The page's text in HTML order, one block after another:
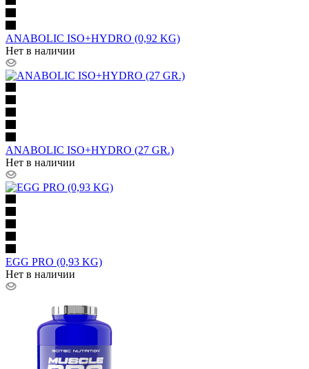
ANABOLIC ISO+HYDRO (0,92 KG)
Нет в наличии
ANABOLIC ISO+HYDRO (27 GR.)
Нет в наличии
EGG PRO (0,93 KG)
Нет в наличии